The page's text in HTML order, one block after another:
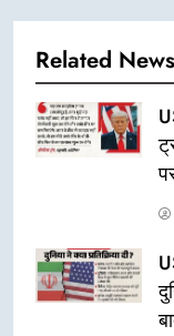
Related News